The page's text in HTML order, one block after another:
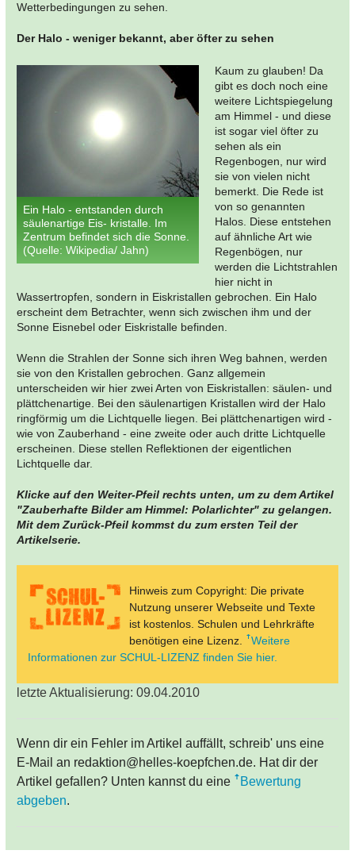
Wetterbedingungen zu sehen.
Der Halo - weniger bekannt, aber öfter zu sehen
Ein Halo - entstanden durch
säulenartige Eis- kristalle. Im
Zentrum befindet sich die Sonne.
(Quelle: Wikipedia/ Jahn)
Kaum zu glauben! Da
gibt es doch noch eine
weitere Lichtspiegelung
am Himmel - und diese
ist sogar viel öfter zu
sehen als ein
Regenbogen, nur wird
sie von vielen nicht
bemerkt. Die Rede ist
von so genannten
Halos. Diese entstehen
auf ähnliche Art wie
Regenbögen, nur
werden die Lichtstrahlen
hier nicht in
Wassertropfen, sondern in Eiskristallen gebrochen. Ein Halo
erscheint dem Betrachter, wenn sich zwischen ihm und der
Sonne Eisnebel oder Eiskristalle befinden.
Wenn die Strahlen der Sonne sich ihren Weg bahnen, werden
sie von den Kristallen gebrochen. Ganz allgemein
unterscheiden wir hier zwei Arten von Eiskristallen: säulen- und
plättchenartige. Bei den säulenartigen Kristallen wird der Halo
ringförmig um die Lichtquelle liegen. Bei plättchenartigen wird -
wie von Zauberhand - eine zweite oder auch dritte Lichtquelle
erscheinen. Diese stellen Reflektionen der eigentlichen
Lichtquelle dar.
Klicke auf den Weiter-Pfeil rechts unten, um zu dem Artikel
"Zauberhafte Bilder am Himmel: Polarlichter" zu gelangen.
Mit dem Zurück-Pfeil kommst du zum ersten Teil der
Artikelserie.
Hinweis zum Copyright: Die private
Nutzung unserer Webseite und Texte
ist kostenlos. Schulen und Lehrkräfte
benötigen eine Lizenz.
Weitere
Informationen zur SCHUL-LIZENZ finden Sie hier.
letzte Aktualisierung: 09.04.2010
Wenn dir ein Fehler im Artikel auffällt, schreib' uns eine
E-Mail an redaktion@helles-koepfchen.de. Hat dir der
Artikel gefallen? Unten kannst du eine
Bewertung
abgeben.